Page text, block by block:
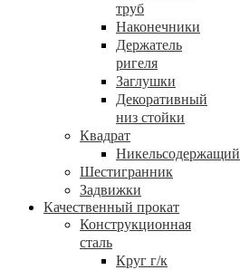
труб
Наконечники
Держатель
ригеля
Заглушки
Декоративный
низ стойки
Квадрат
Никельсодержащий
Шестигранник
Задвижки
Качественный прокат
Конструкционная
сталь
Круг г/к